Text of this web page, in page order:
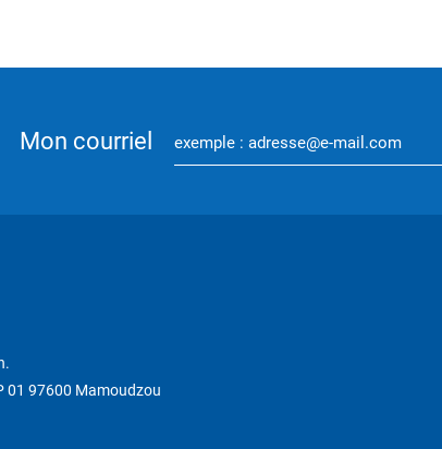
Mon courriel
01 97600 Mamoudzou